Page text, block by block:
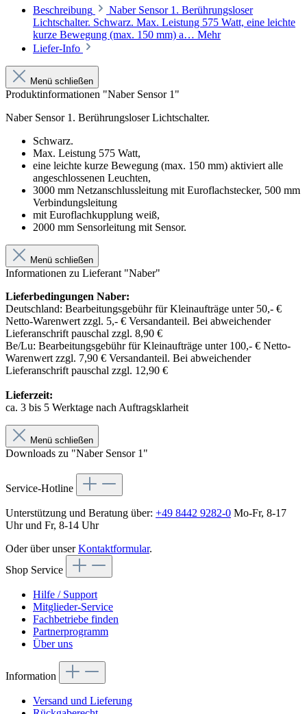
Beschreibung
Naber Sensor 1. Berührungsloser
Lichtschalter. Schwarz. Max. Leistung 575 Watt, eine leichte
kurze Bewegung (max. 150 mm) a… Mehr
Liefer-Info
Menü schließen
Produktinformationen "Naber Sensor 1"
Naber Sensor 1. Berührungsloser Lichtschalter.
Schwarz.
Max. Leistung 575 Watt,
eine leichte kurze Bewegung (max. 150 mm) aktiviert alle
angeschlossenen Leuchten,
3000 mm Netzanschlussleitung mit Euroflachstecker, 500 mm
Verbindungsleitung
mit Euroflachkupplung weiß,
2000 mm Sensorleitung mit Sensor.
Menü schließen
Informationen zu Lieferant "Naber"
Lieferbedingungen Naber:
Deutschland: Bearbeitungsgebühr für Kleinaufträge unter 50,- €
Netto-Warenwert zzgl. 5,- € Versandanteil. Bei abweichender
Lieferanschrift pauschal zzgl. 8,90 €
Be/Lu: Bearbeitungsgebühr für Kleinaufträge unter 100,- € Netto-
Warenwert zzgl. 7,90 € Versandanteil. Bei abweichender
Lieferanschrift pauschal zzgl. 12,90 €
Lieferzeit:
ca. 3 bis 5 Werktage nach Auftragsklarheit
Menü schließen
Downloads zu "Naber Sensor 1"
Service-Hotline
Unterstützung und Beratung über: +49 8442 9282-0 Mo-Fr, 8-17
Uhr und Fr, 8-14 Uhr
Oder über unserKontaktformular.
Shop Service
Hilfe / Support
Mitglieder-Service
Fachbetriebe finden
Partnerprogramm
Über uns
Information
Versand und Lieferung